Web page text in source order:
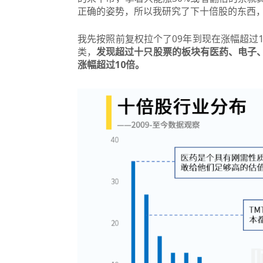
正确的姿势，所以我研究了下十倍股的东西
我先按照前复权拉个了09年到现在涨幅超
类，发现超过十只股票的板块有医药、电子
涨幅超过10倍。